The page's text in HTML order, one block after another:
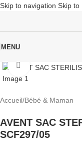
Skip to navigation Skip to
MENU
Click to enlarge
Accueil/Bébé & Maman
AVENT SAC
SCF297/05